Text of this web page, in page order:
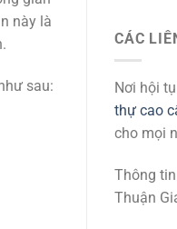
CÁC
Nơi hội
thự cao
cho mọi
Thông tin
Thuận
này là
sau: